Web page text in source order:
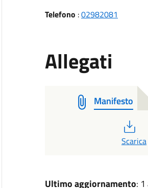
Telefono :02982081
Allegati
Manifesto
PDF
Scarica
Ultimo aggiornamento: